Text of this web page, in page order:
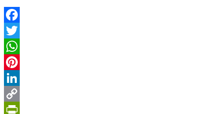
Facebook
Twitter
WhatsApp
Pinterest
LinkedIn
Copy